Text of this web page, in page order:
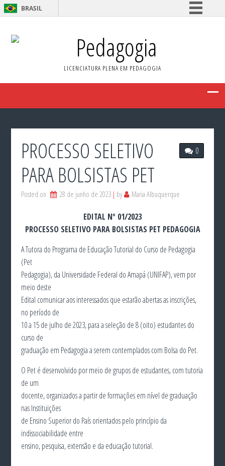
BRASIL
Comunica BR
Participe
Acesso à informação
Pedagogia
LICENCIATURA PLENA EM PEDAGOGIA
0
PROCESSO SELETIVO
PARA BOLSISTAS PET
Posted on 28 de junho de 2023 by Maria Albuquerque
EDITAL Nº 01/2023
PROCESSO SELETIVO PARA BOLSISTAS PET PEDAGOGIA
A Tutora do Programa de Educação Tutorial do Curso de Pedagogia
(Pet
Pedagogia), da Universidade Federal do Amapá (UNIFAP), vem por
meio deste
Edital comunicar aos interessados que estarão abertas as inscrições,
no período de
10 a 15 de julho de 2023, para a seleção de 8 (oito) estudantes do
curso de
graduação em Pedagogia a serem contemplados com Bolsa do Pet.
O Pet é desenvolvido por meio de grupos de estudantes, com tutoria
de um
docente, organizados a partir de formações em nível de graduação
nas Instituições
de Ensino Superior do País orientados pelo princípio da
indissociabilidade entre
ensino, pesquisa, extensão e da educação tutorial.